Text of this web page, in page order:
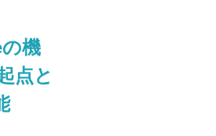
機
点と